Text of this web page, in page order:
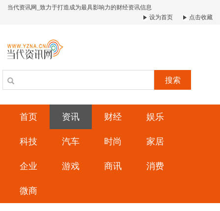
当代资讯网_致力于打造成为最具影响力的财经资讯信息
设为首页
点击收藏
搜索
首页 资讯 财经 娱乐
科技 汽车 时尚 家居
企业 游戏 商讯 消费
微商